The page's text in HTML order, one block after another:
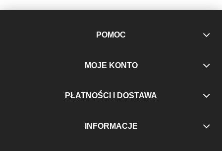
POMOC
MOJE KONTO
PŁATNOŚCI I DOSTAWA
INFORMACJE